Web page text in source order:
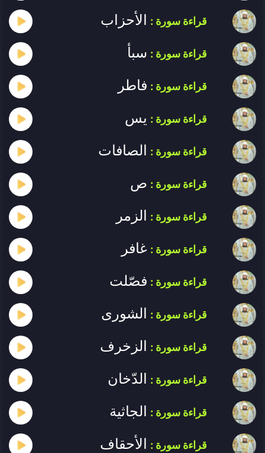
قراءة سورة : الأحزاب
قراءة سورة : سبأ
قراءة سورة : فاطر
قراءة سورة : يس
قراءة سورة : الصافات
قراءة سورة : ص
قراءة سورة : الزمر
قراءة سورة : غافر
قراءة سورة : فصّلت
قراءة سورة : الشورى
قراءة سورة : الزخرف
قراءة سورة : الدّخان
قراءة سورة : الجاثية
قراءة سورة : الأحقاف